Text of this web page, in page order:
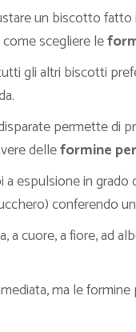
un biscotto
scegliere le
gli altri biscotti
permette di
delleformine
espulsione in grado
conferendo
cuore, a fiore, ad
ma le